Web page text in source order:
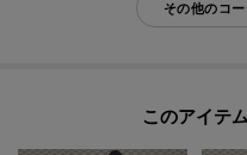
その他のコ
このアイテ